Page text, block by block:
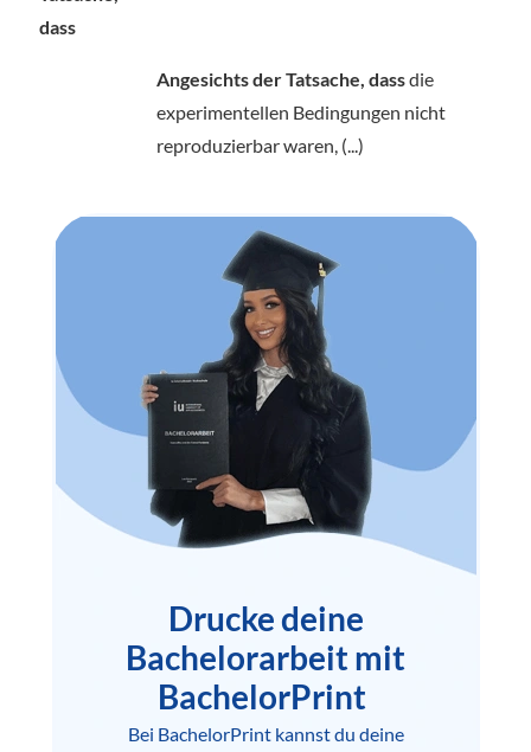
dass
Angesichts der Tatsache, dassdie
experimentellen Bedingungen nicht
reproduzierbar waren, (...)
Drucke deine
Bachelorarbeit mit
BachelorPrint
Bei BachelorPrint kannst du deine